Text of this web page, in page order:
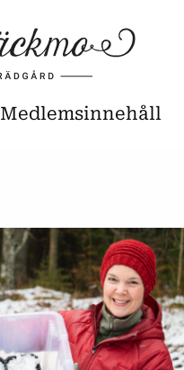
Medlemsinnehåll